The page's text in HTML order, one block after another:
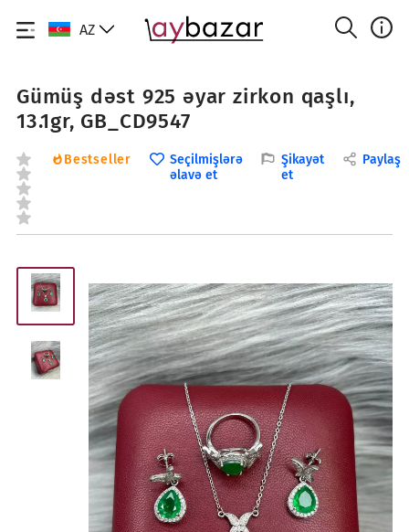
AZ
Gümüş dəst 925 əyar zirkon qaşlı,
13.1gr, GB_CD9547
Bestseller
Seçilmişlərə
əlavə et
Şikayət
et
Paylaş